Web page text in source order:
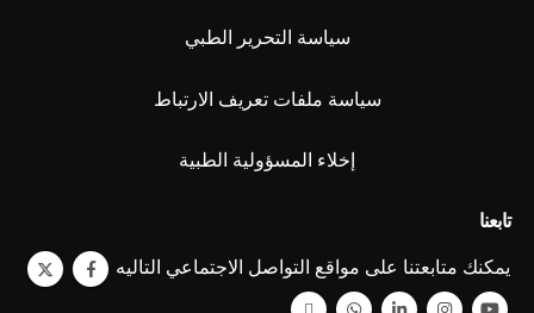
سياسة التحرير الطبي
سياسة ملفات تعريف الارتباط
إخلاء المسؤولية الطبية
تابعنا
يمكنك متابعتنا على مواقع التواصل الاجتماعي التاليه